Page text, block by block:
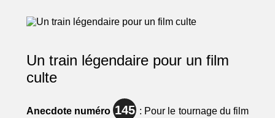
Un train légendaire pour un film
culte
Anecdote numéro 145 : Pour le tournage du film